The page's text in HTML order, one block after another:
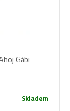
Gábi
Skladem